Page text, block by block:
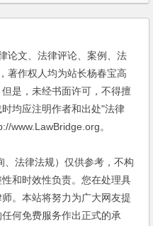
论文、法律评论、案例、法
著作权人均为站长杨春宝高
是，未经书面许可，不得擅
均应注明作者和出处"法律
www.LawBridge.org。
法律法规）仅供参考，不构
和时效性负责。您在处理具
。本站将努力为广大网友提
何免费服务作出正式的承